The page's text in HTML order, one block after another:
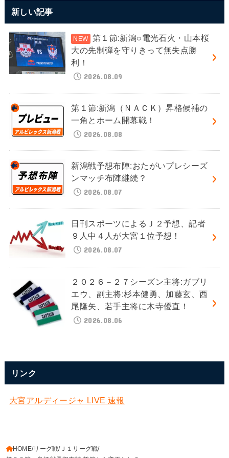
新しい記事
第１節:新潟○電光石火・山本桜
大の先制弾を守りきって無失点勝
利！
2026.08.09
第１節:新潟（ＮＡＣＫ）昇格候補の
一角とホーム開幕戦！
2026.08.08
新潟戦予想布陣:おたがいプレシーズ
ンマッチ布陣継続？
2026.08.07
日刊スポーツによるＪ２予想、記者
９人中４人が大宮１位予想！
2026.08.07
２０２６－２７シーズン主将:ガブリ
エウ、副主将:杉本健勇、加藤玄、西
尾隆矢、若手主将に木寺優直！
2026.08.06
リンク
大宮アルディージャ LIVE 速報
HOME リーグ戦
Ｊ１リーグ戦